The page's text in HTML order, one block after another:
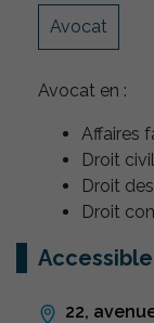
Avocat
Avocat en :
Affaires
Droit civil
Droit
Droit
22,